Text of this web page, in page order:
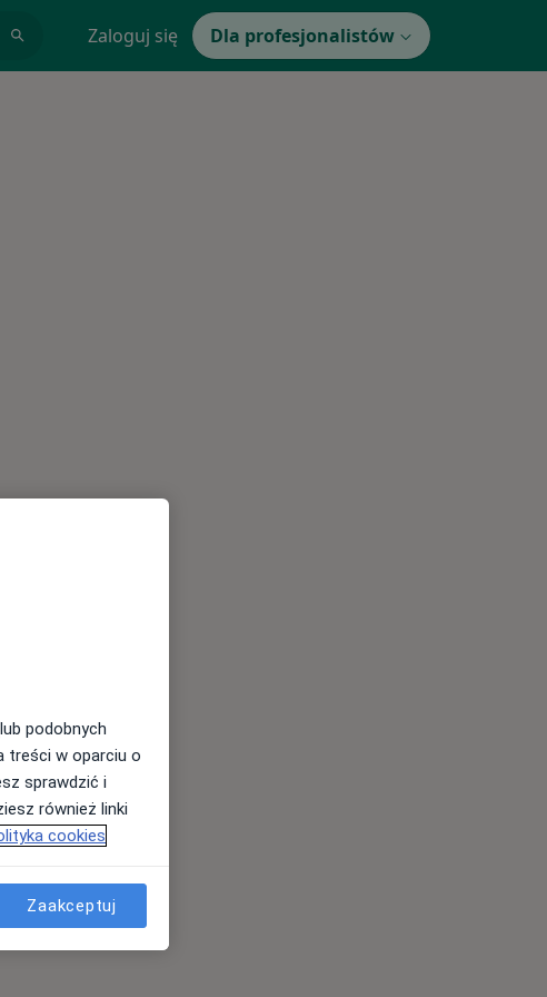
Zaloguj się Dla profesjonalistów
podobnych
treści w oparciu o
sprawdzić i
również linki
cookies
Zaakceptuj